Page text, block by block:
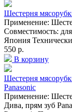
Шестерня
Применение:
Совместимость:
Япония
550 р.
В корзину
Шестерня
Panasonic
Применение:
Дива, прям зуб